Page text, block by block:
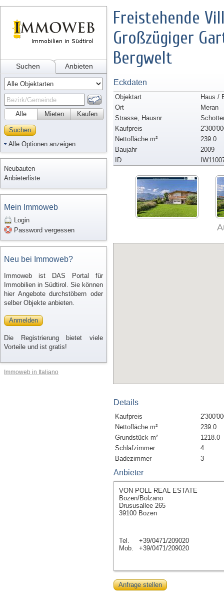
Suchen Anbieten
Alle Kaufen
Mieten
Suchen
Alle Optionen anzeigen
Neubauten
Anbieterliste
Mein Immoweb
Login
Password vergessen
Neu bei Immoweb?
Immoweb ist DAS Portal für
Immobilien in Südtirol. Sie können
hier Angebote durchstöbern oder
selber Objekte anbieten.
Anmelden
Die Registrierung bietet viele
Vorteile und ist gratis!
Immoweb in Italiano
Freistehende
Großzügiger
Bergwelt
Eckdaten
Objektart
Haus /
Ort
Meran
Strasse, Hausnr
Kaufpreis
Nettofläche m²
239.0
Baujahr
2009
ID
Details
Kaufpreis
Nettofläche m²
239.0
Grundstück m²
1218.0
Schlafzimmer
4
Badezimmer
3
Anbieter
VON POLL REAL ESTATE
Bozen/Bolzano
Drususallee 265
39100 Bozen
Tel.
+39/0471/209020
Mob.
+39/0471/209020
Anfrage stellen